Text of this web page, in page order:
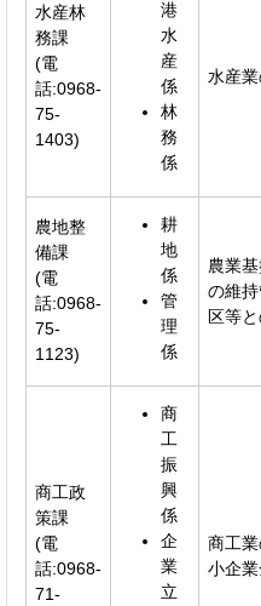
水産林
務課
(電
話:0968-
75-
1403)
港
水
産
係
林
務
係
水産
農地整
備課
(電
話:0968-
75-
1123)
耕
地
係
管
理
係
農業
の維
区等
商工政
策課
(電
話:0968-
71-
商
工
振
興
係
企
業
立
商工
小企